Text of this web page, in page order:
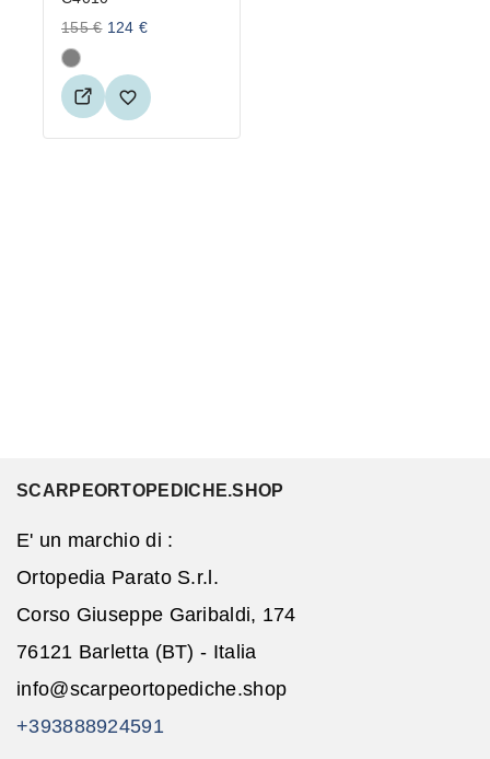
155€ 124€
SCARPEORTOPEDICHE.SHOP
E' un marchio di :
Ortopedia Parato S.r.l.
Corso Giuseppe Garibaldi, 174
76121 Barletta (BT) - Italia
info@scarpeortopediche.shop
+393888924591